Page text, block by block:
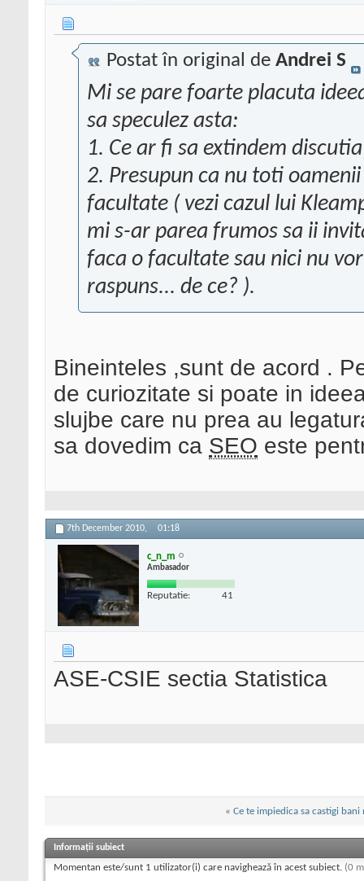
Postat în original de Andrei S
Mi se pare foarte placuta
sa speculez asta:
1. Ce ar fi sa extindem
2. Presupun ca nu toti
facultate ( vezi cazul lui
mi s-ar parea frumos sa ii
faca o facultate sau nici nu
raspuns... de ce? ).
Bineinteles ,sunt de acord .
de curiozitate si poate in
slujbe care nu prea au
sa dovedim ca SEO este
7th December 2010, 01:18
c_n_m
Ambasador
Reputatie: 41
ASE-CSIE sectia Statistica
« Ce te impiedica sa castigi
Informații subiect
Momentan este/sunt 1 utilizator(i) care navighează în acest subiect. (0